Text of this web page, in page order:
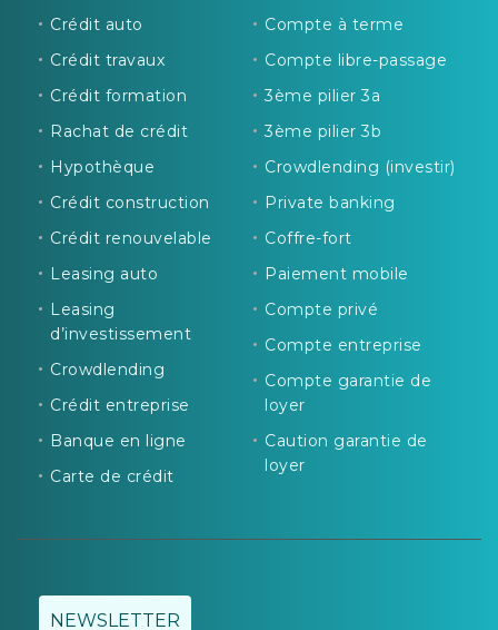
Crédit auto
Crédit travaux
Crédit formation
Rachat de crédit
Hypothèque
Crédit construction
Crédit renouvelable
Leasing auto
Leasing
d’investissement
Crowdlending
Crédit entreprise
Banque en ligne
Carte de crédit
Compte à terme
Compte libre-passage
3ème pilier 3a
3ème pilier 3b
Crowdlending (investir)
Private banking
Coffre-fort
Paiement mobile
Compte privé
Compte entreprise
Compte garantie de
loyer
Caution garantie de
loyer
NEWSLETTER